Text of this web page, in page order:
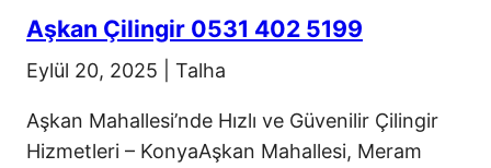
Aşkan Çilingir 0531 402 5199
Eylül 20, 2025 Talha
Aşkan Mahallesi’nde Hızlı ve Güvenilir Çilingir
Hizmetleri – KonyaAşkan Mahallesi, Meram